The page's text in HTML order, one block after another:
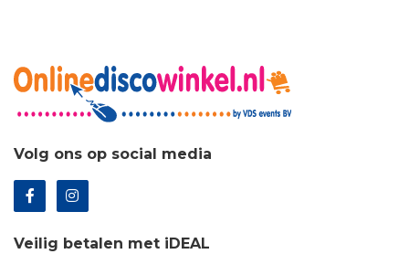
Volg ons op social media
Veilig betalen met iDEAL